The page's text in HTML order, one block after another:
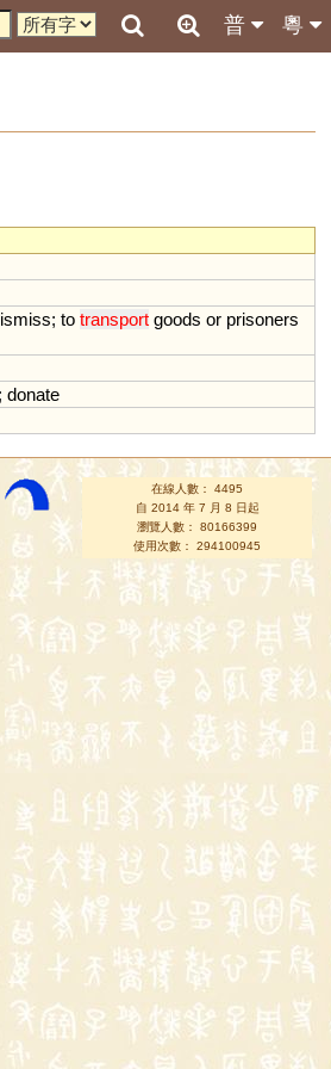
粵
普
; to transport goods or prisoners
; donate
在線人數： 4495
自 2014 年 7 月 8 日起
瀏覽人數： 80166399
使用次數： 294100945